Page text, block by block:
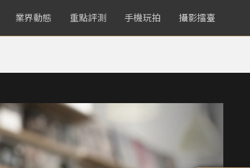
業界動態 重點評測 手機玩拍 攝影擂臺